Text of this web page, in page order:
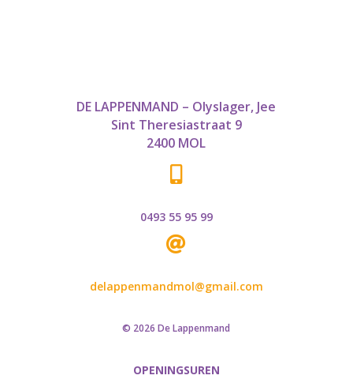
DE LAPPENMAND – Olyslager, Jee
Sint Theresiastraat 9
2400 MOL

0493 55 95 99

delappenmandmol@gmail.com
© 2026 De Lappenmand
OPENINGSUREN